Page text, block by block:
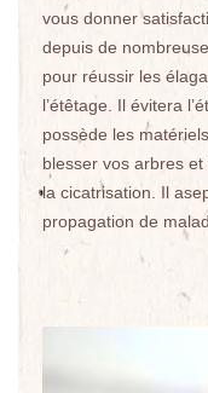
vous donner
depuis de
pour réussir les
l’étêtage. Il évitera
possède les
blesser vos arbres
la cicatrisation. Il
propagation de